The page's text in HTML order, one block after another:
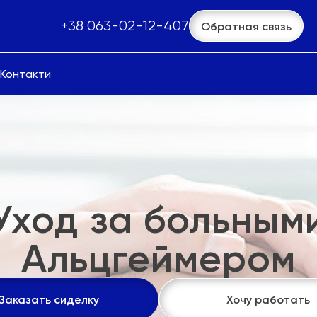
+38 063-02-12-407 Обратная связь
Контакти
за
Альцгеймером
сиделку Хочу работать